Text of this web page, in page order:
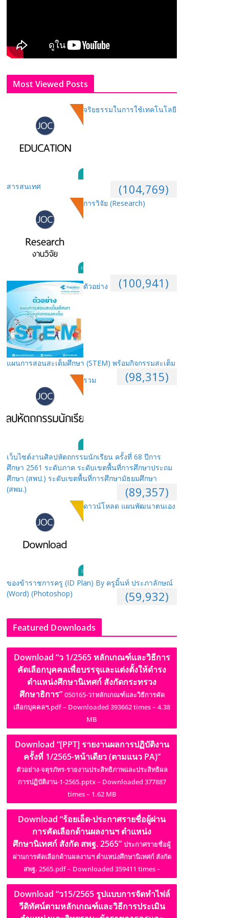
Most Viewed Posts
จริยธรรมในการใช้เทคโนโลยี
สารสนเทศ (104,769)
การวิจัย (Research)
(100,941)
ตัวอย่าง
แผนการสอนสะเต็มศึกษา (STEM) พร้อมกิจกรรมสะเต็ม
(98,315)
รวม
เว็บไซต์งานศิลปหัตถกรรมนักเรียน ครั้งที่ 68 ปีการ
ศึกษา 2561 ระดับภาค ระดับเขตพื้นที่การศึกษาประถม
ศึกษา (สพป.) ระดับเขตพื้นที่การศึกษามัธยมศึกษา
(สพม.)
(89,357)
ดาวน์โหลด แผนพัฒนาตนเอง
ของข้าราชการครู (ID Plan) By ครูมิ้นท์ ประภาลักษณ์
(Word) (Photoshop)
(59,932)
Featured Downloads
Download “ว 1/2565 หลักเกณฑ์และวิธีการ
คัดเลือกบุคคลเพื่อบรรจุและแต่งตั้งให้ดำรง
ตำแหน่งศึกษานิเทศก์ สังกัดกระทรวง
ศึกษาธิการ” 050165-ว1หลักเกณฑ์และวิธีการคัด
เลือกบุคคลฯ.pdf – Downloaded 393662 times – 4.38
MB
Download “[PPT] รายงานผลการปฏิบัติงาน
ครั้งที่ 1/2565-หน้าเดียว (ตามแนว PA)”
ตัวอย่าง-จตุรภัทร-รายงานประสิทธิภาพและประสิทธิผล
การปฏิบัติงาน-1-2565.pptx – Downloaded 377887
times – 1.62 MB
Download “ร้อยเอ็ด-ประกาศรายชื่อผู้ผ่าน
การคัดเลือกด้านผลงานฯ ตำแหน่ง
ศึกษานิเทศก์ สังกัด สพฐ. 2565” ประกาศรายชื่อผู้
ผ่านการคัดเลือกด้านผลงานฯ ตำแหน่งศึกษานิเทศก์ สังกัด
สพฐ. 2565.pdf – Downloaded 359411 times –
Download “ว15/2565 รูปแบบการจัดทำไฟล์
วีดิทัศน์ตามหลักเกณฑ์และวิธีการประเมิน